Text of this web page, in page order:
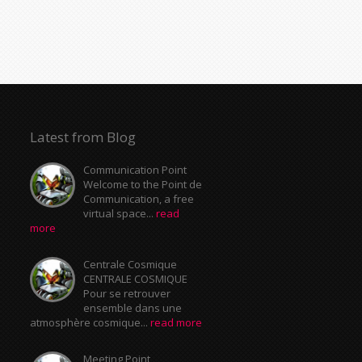
Latest from Blog
Communication Point
Welcome to the Point de
Communication, a free
virtual space... read
more
Centrale Cosmique
CENTRALE COSMIQUE
Pour se retrouver
ensemble dans une
atmosphère cosmique... read more
Meeting Point